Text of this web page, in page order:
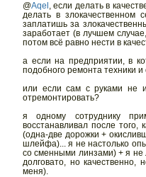
@Aqel , если делать в
делать в злокачественном
заплатишь за
заработает (в лучшем
потом всё равно нести в
а если на предприятии, в
подобного ремонта техники
или если сам с руками не
отремонтировать?
я одному сотруднику
восстанавливал после
(одна-две дорожки +
шлейфа)... я не настолько
со сменными линзами) + я
долговато, но
меня).